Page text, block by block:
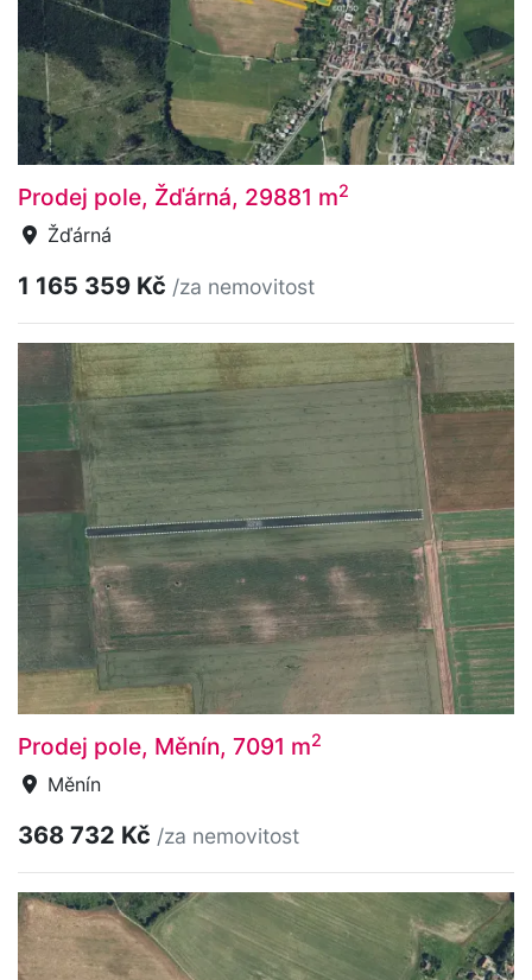
Prodej pole, Žďárná, 29881 m2
Žďárná
1 165 359 Kč /za nemovitost
Prodej pole, Měnín, 7091 m2
Měnín
368 732 Kč /za nemovitost